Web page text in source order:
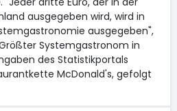
ausgegeben wird, wird in
ausgegeben",
Systemgastronom in
des Statistikportals
McDonald's, gefolgt